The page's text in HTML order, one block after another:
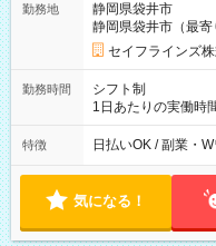
ダブルワークも可能です☺ ◎髪色、ピアス、タト
れも自由に楽しめます！ 【試用期間】試用期間あり
長さ：3ヶ月 雇用形
勤務地
静岡県袋井市
静岡県袋井市（最寄
セイフラインズ
勤務時間
シフト制
1日あたりの実働時
っては多少時間は前後します ▶残業ほと
早く終わることの
望の方は夜勤（
特徴 日払いOK / 副業・
気になる！